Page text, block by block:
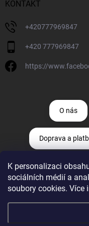
K personalizaci
sociálních médií a
soubory cookies. Více
KONTAKT
+420777969847
+420 777969847
https://
O nás
Doprava a
Zásady
Odstoupení od